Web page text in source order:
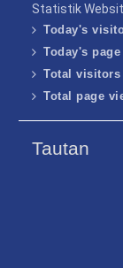
Statistik
Today's
Today's
Total visitors
Total page
Tautan